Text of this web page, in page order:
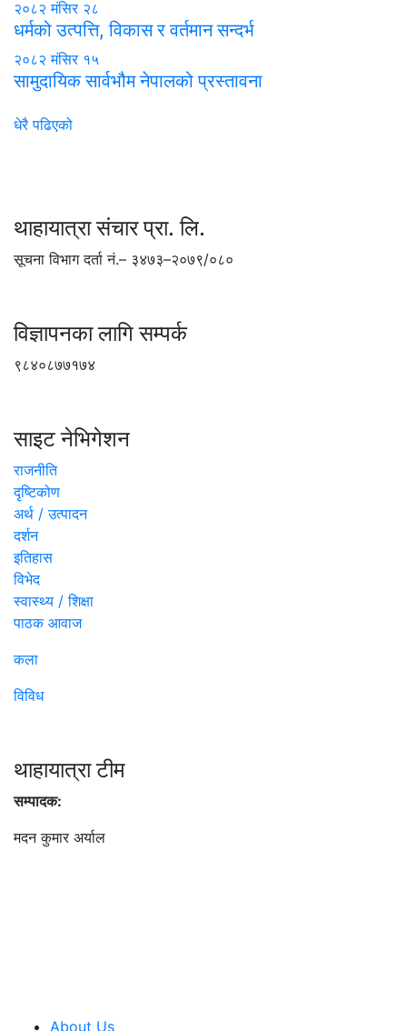
२०८२ मंसिर २८
धर्मको उत्पत्ति, विकास र वर्तमान सन्दर्भ
२०८२ मंसिर १५
सामुदायिक सार्वभौम नेपालको प्रस्तावना
धेरै पढिएको
थाहायात्रा संचार प्रा. लि.
सूचना विभाग दर्ता नं.– ३४७३–२०७९/०८०
विज्ञापनका लागि सम्पर्क
९८४०८७७१७४
साइट नेभिगेशन
राजनीति
दृष्टिकोण
अर्थ / उत्पादन
दर्शन
इतिहास
विभेद
स्वास्थ्य / शिक्षा
पाठक आवाज
कला
विविध
थाहायात्रा टीम
सम्पादक:
मदन कुमार अर्याल
About Us